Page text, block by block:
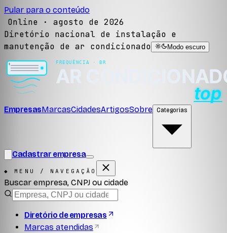
Pular para o conteúdo
Online · agosto de 2026
Diretório nacional de instalação e
manutenção de ar condicionado
Modo escuro
EmpresasMarcasCidadesArtigosSobre Categorias
Cadastrar empresa
◆ MENU / NAVEGAÇÃO
Buscar empresa, CNPJ ou cidade
Diretório de empresas
Marcas atendidas